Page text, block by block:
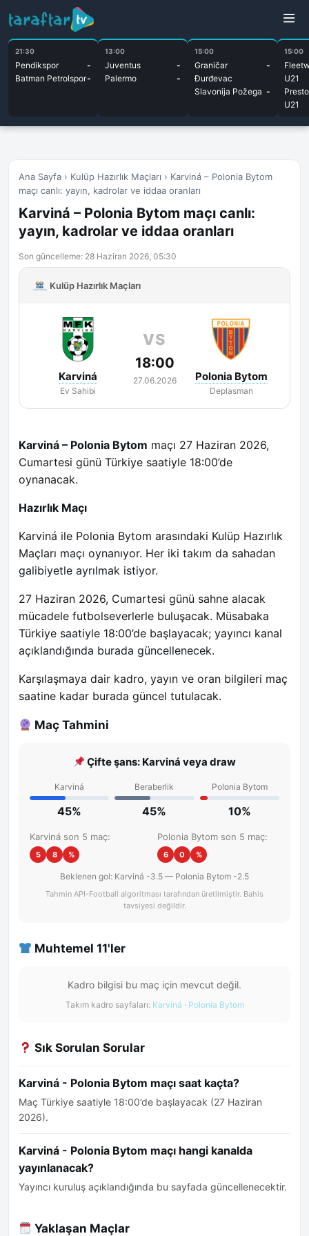
21:30
Pendikspor
-
Batman Petrolspor-
13:00
Juventus
-
Palermo
-
15:00
Graničar
Đurđevac
-
Slavonija Požega -
15:00
U21
U21
Ana Sayfa › Kulüp Hazırlık Maçları › Karviná – Polonia Bytom
maçı canlı: yayın, kadrolar ve iddaa oranları
Karviná – Polonia Bytom maçı canlı:
yayın, kadrolar ve iddaa oranları
Son güncelleme: 28 Haziran 2026, 05:30
Kulüp Hazırlık Maçları
Karviná
Ev Sahibi
VS
18:00
27.06.2026 Polonia Bytom
Deplasman
Karviná – Polonia Bytom maçı 27 Haziran 2026,
Cumartesi günü Türkiye saatiyle 18:00’de
oynanacak.
Hazırlık Maçı
Karviná ile Polonia Bytom arasındaki Kulüp Hazırlık
Maçları maçı oynanıyor. Her iki takım da sahadan
galibiyetle ayrılmak istiyor.
27 Haziran 2026, Cumartesi günü sahne alacak
mücadele futbolseverlerle buluşacak. Müsabaka
Türkiye saatiyle 18:00’de başlayacak; yayıncı kanal
açıklandığında burada güncellenecek.
Karşılaşmaya dair kadro, yayın ve oran bilgileri maç
saatine kadar burada güncel tutulacak.
Maç Tahmini
Çifte şans: Karviná veya draw
Karviná
45%
Beraberlik
45%
Polonia Bytom
10%
Karviná son 5 maç:
5 8 %
Polonia Bytom son 5 maç:
6 0 %
Beklenen gol: Karviná -3.5 — Polonia Bytom -2.5
Tahmin API-Football algoritması tarafından üretilmiştir. Bahis
tavsiyesi değildir.
Muhtemel 11'ler
Kadro bilgisi bu maç için mevcut değil.
Takım kadro sayfaları: Karviná · Polonia Bytom
Sık Sorulan Sorular
Karviná - Polonia Bytom maçı saat kaçta?
Maç Türkiye saatiyle 18:00’de başlayacak (27 Haziran
2026).
Karviná - Polonia Bytom maçı hangi kanalda
yayınlanacak?
Yayıncı kuruluş açıklandığında bu sayfada güncellenecektir.
Yaklaşan Maçlar